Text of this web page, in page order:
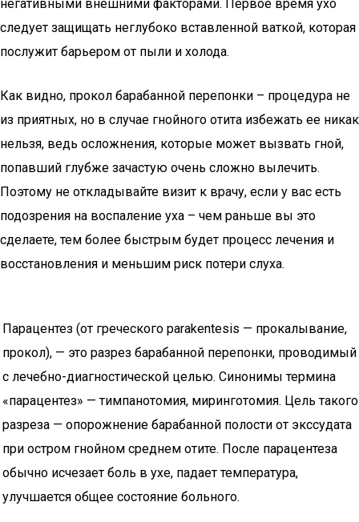
негативными внешними факторами. Первое время ухо
следует защищать неглубоко вставленной ваткой, которая
послужит барьером от пыли и холода.
Как видно, прокол барабанной перепонки – процедура не
из приятных, но в случае гнойного отита избежать ее никак
нельзя, ведь осложнения, которые может вызвать гной,
попавший глубже зачастую очень сложно вылечить.
Поэтому не откладывайте визит к врачу, если у вас есть
подозрения на воспаление уха – чем раньше вы это
сделаете, тем более быстрым будет процесс лечения и
восстановления и меньшим риск потери слуха.
Парацентез (от греческого parakentesis — прокалывание,
прокол), — это разрез барабанной перепонки, проводимый
с лечебно-диагностической целью. Синонимы термина
«парацентез» — тимпанотомия, миринготомия. Цель такого
разреза — опорожнение барабанной полости от экссудата
при остром гнойном среднем отите. После парацентеза
обычно исчезает боль в ухе, падает температура,
улучшается общее состояние больного.